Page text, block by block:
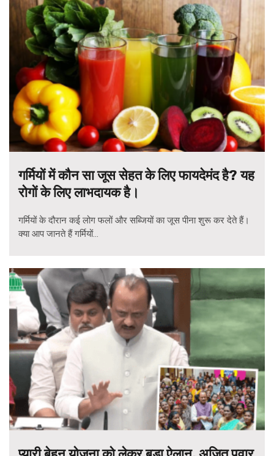
गर्मियों में कौन सा जूस सेहत के लिए फायदेमंद है? यह
रोगों के लिए लाभदायक है।
गर्मियों के दौरान कई लोग फलों और सब्जियों का जूस पीना शुरू कर देते हैं।
क्या आप जानते हैं गर्मियों...